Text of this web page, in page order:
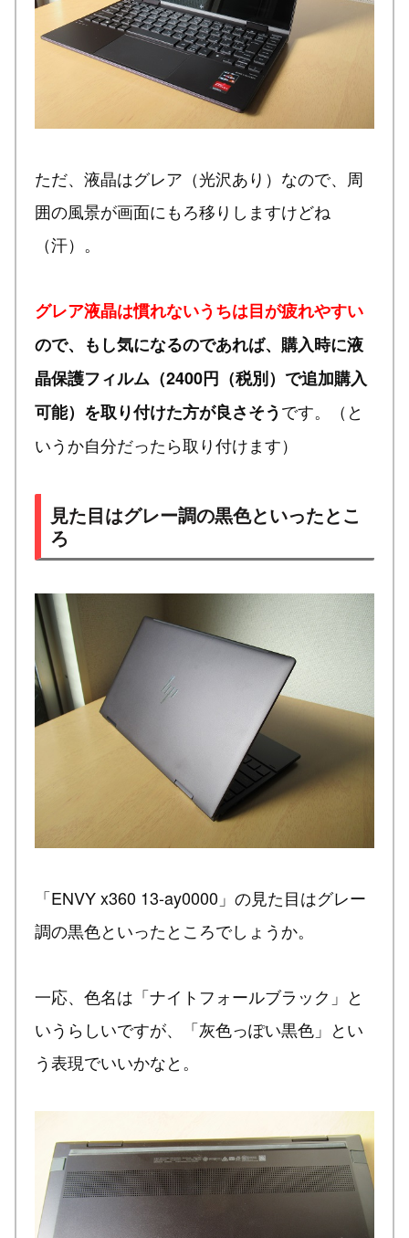
ただ、液晶はグレア（光沢あり）なので、周
囲の風景が画面にもろ移りしますけどね
（汗）。
グレア液晶は慣れないうちは目が疲れやすい
ので、もし気になるのであれば、購入時に液
晶保護フィルム（2400円（税別）で追加購入
可能）を取り付けた方が良さそうです。（と
いうか自分だったら取り付けます）
見た目はグレー調の黒色といったとこ
ろ
「ENVY x360 13-ay0000」の見た目はグレー
調の黒色といったところでしょうか。
一応、色名は「ナイトフォールブラック」と
いうらしいですが、「灰色っぽい黒色」とい
う表現でいいかなと。